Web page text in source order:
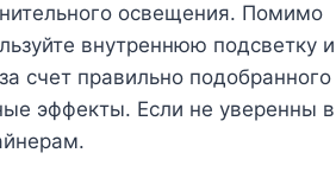
освещения. Помимо
внутреннюю подсветку и
счет правильно подобранного
эффекты. Если не уверенны в